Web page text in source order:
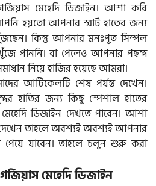
মেহেদি ডিজাইন। আশা করি
হয়তো আপনার স্মার্ট হাতের জন্য
কিন্তু আপনার মনঃপুত সিম্পল
পাননি। বা পেলেও আপনার পছন্দ
নিয়ে হাজির হয়েছে আমরা।
আর্টিকেলটি শেষ পর্যন্ত দেখেন।
হাতির জন্য কিছু স্পেশাল হাতের
ডিজাইন দেখতে পাবেন। আশা
তাহলে অবশ্যই অবশ্যই আপনার
পেয়ে যাবেন। তাহলে চলুন শুরু করা
মেহেদি ডিজাইন